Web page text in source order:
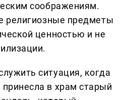
соображениям.
религиозные предметы
ценностью и не
ситуация, когда
в храм старый